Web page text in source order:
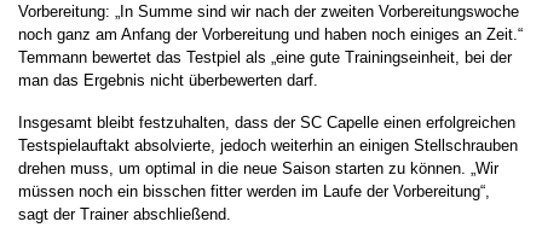
Vorbereitung: „In Summe sind wir nach der zweiten Vorbereitungswoche
noch ganz am Anfang der Vorbereitung und haben noch einiges an Zeit.“
Temmann bewertet das Testpiel als „eine gute Trainingseinheit, bei der
man das Ergebnis nicht überbewerten darf.
Insgesamt bleibt festzuhalten, dass der SC Capelle einen erfolgreichen
Testspielauftakt absolvierte, jedoch weiterhin an einigen Stellschrauben
drehen muss, um optimal in die neue Saison starten zu können. „Wir
müssen noch ein bisschen fitter werden im Laufe der Vorbereitung“,
sagt der Trainer abschließend.